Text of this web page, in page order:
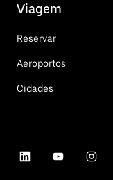
Viagem
Reservar
Aeroportos
Cidades